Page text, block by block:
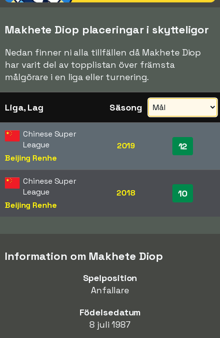
Makhete Diop placeringar i skytteligor
Nedan finner ni alla tillfällen då Makhete Diop
har varit del av topplistan över främsta
målgörare i en liga eller turnering.
Liga, Lag Säsong
Chinese Super
League
Beijing Renhe
2019 12
Chinese Super
League
Beijing Renhe
2018 10
Information om Makhete Diop
Spelposition
Anfallare
Födelsedatum
8 juli 1987